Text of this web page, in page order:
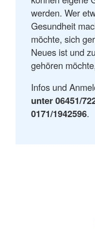
werden. Wer
Gesundheit
möchte, sich
Neues ist und
gehören
Infos und
unter 06451/
0171/1942596.